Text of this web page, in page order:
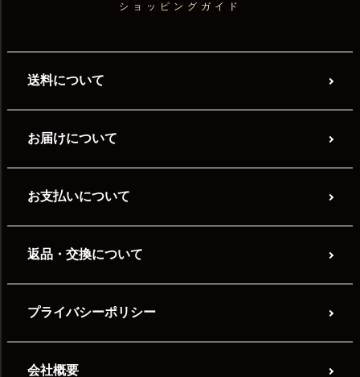
ショッピングガイド
送料について
お届けについて
お支払いについて
返品・交換について
プライバシーポリシー
会社概要